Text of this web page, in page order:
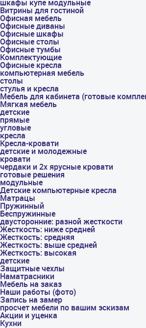
шкафы купе модульные
Витрины для гостиной
Офисная мебель
Офисные диваны
Офисные шкафы
Офисные столы
Офисные тумбы
Комплектующие
Офисные кресла
компьютерная мебель
столы
стулья и кресла
Мебель для кабинета (готовые
Мягкая мебель
детские
прямые
угловые
кресла
Кресла-кровати
детские и молодежные
кровати
чердаки и 2х ярусные кровати
готовые решения
модульные
Детские компьютерные кресла
Матрацы
Пружинный
Беспружинные
двусторонние: разной жесткости
Жесткость: ниже средней
Жесткость: средняя
Жесткость: выше средней
Жесткость: высокая
детские
Защитные чехлы
Наматрасники
Мебель на заказ
Наши работы (фото)
Запись на замер
просчет мебели по вашим эскизам
Акции и уценка
Кухни